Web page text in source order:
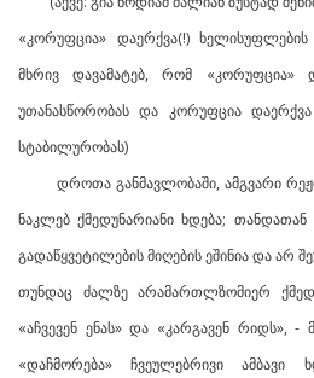
«კორუფცია» დაერქვა(!) ხელისუფლების
მხრივ დავამატებ, რომ «კორუფცია»
უთანასწორობას და კორუფცია
სტაბილურობას)
დროთა განმავლობაში, ამგვარი
ნაკლებ ქმედუნარიანი ხდება;
გადაწყვეტილების მიღების ეშინია და არ
თუნდაც ძალზე არამართლზომიერ
«აჩვევენ ენას» და «კარგავენ რიდს», -
«დაჩმორება» ჩვეულებრივი